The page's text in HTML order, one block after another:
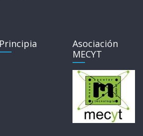
Principia
Asociación
MECYT